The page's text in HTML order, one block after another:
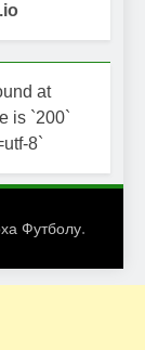
at
is `200`
8`
Футболу.